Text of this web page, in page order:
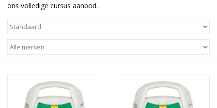
ons volledige cursus aanbod.